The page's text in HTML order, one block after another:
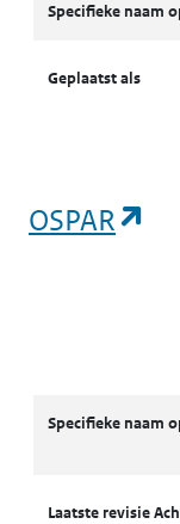
Specifieke naam
Geplaatst als
OSPAR
Specifieke naam
Laatste revisie